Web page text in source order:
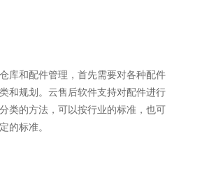
库和配件管理，首先需要对各种配件
和规划。云售后软件支持对配件进行
类的方法，可以按行业的标准，也可
的标准。